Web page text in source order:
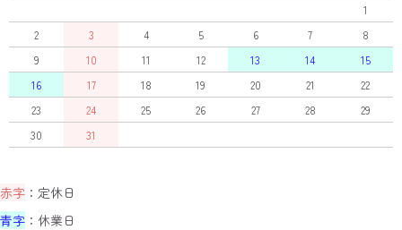
1
2
3 4 5 6 7
8
9
10 11 12 13 14
15
16
17 18 19 20 21
22
23
24 25 26 27 28
29
30
31
赤字 ：定休日
青字 ：休業日